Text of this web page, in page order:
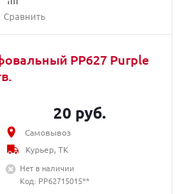
Сравнить
PP627 Purple
20 руб.
Самовывоз
Курьер, ТК
Нет в наличии
Код: PP62715015**